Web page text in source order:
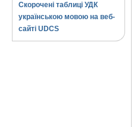
Скорочені таблиці УДК
українською мовою на веб-
сайті UDCS